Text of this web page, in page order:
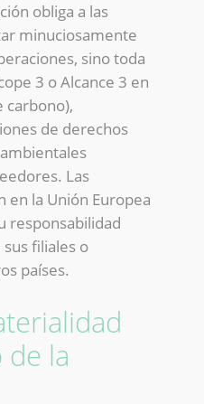
obliga a las
minuciosamente
sino toda
3 o Alcance 3 en
carbono),
de derechos
Las
en la Unión Europea
responsabilidad
filiales o
países.
de la